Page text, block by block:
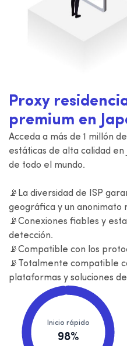
Proxy
premium en
Acceda a más de 1 millón
estáticas de alta calidad en
de todo el mundo.
📡La diversidad de ISP
geográfica y un anonimato
📡Conexiones fiables y
detección.
📡Compatible con los
📡Totalmente compatible
plataformas y soluciones
Inicio rápido
98%